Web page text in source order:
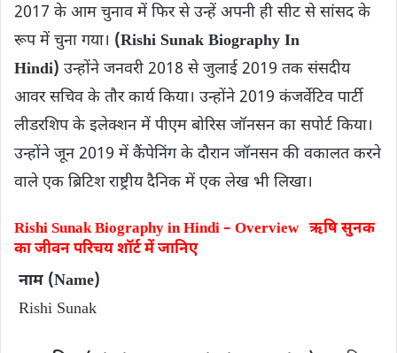
2017 के आम चुनाव में फिर से उन्हें अपनी ही सीट से सांसद के
रूप में चुना गया। (Rishi Sunak Biography In
Hindi) उन्होंने जनवरी 2018 से जुलाई 2019 तक संसदीय
आवर सचिव के तौर कार्य किया। उन्होंने 2019 कंजर्वेटिव पार्टी
लीडरशिप के इलेक्शन में पीएम बोरिस जॉनसन का सपोर्ट किया।
उन्होंने जून 2019 में कैंपेनिंग के दौरान जॉनसन की वकालत करने
वाले एक ब्रिटिश राष्ट्रीय दैनिक में एक लेख भी लिखा।
Rishi Sunak Biography in Hindi – Overview ऋषि सुनक
का जीवन परिचय शॉर्ट में जानिए
नाम (Name)
Rishi Sunak